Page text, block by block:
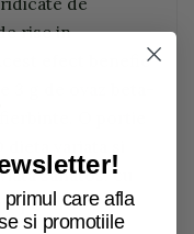
risc in
efect benefic
3 g de ovaz beta-
O portie
sanatos, cu
pentrucare afla
si promotiile